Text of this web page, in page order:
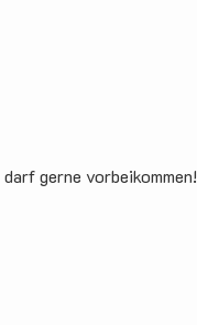
gerne vorbeikommen!